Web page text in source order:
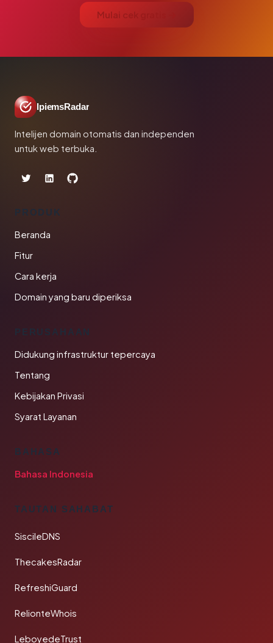
Mulai cek gratis →
IpiemsRadar
Intelijen domain otomatis dan independen
untuk web terbuka.
PRODUK
Beranda
Fitur
Cara kerja
Domain yang baru diperiksa
PERUSAHAAN
Didukung infrastruktur tepercaya
Tentang
Kebijakan Privasi
Syarat Layanan
BAHASA
Bahasa Indonesia
TAUTAN SAHABAT
SiscileDNS
ThecakesRadar
RefreshiGuard
RelionteWhois
LeboyedeTrust